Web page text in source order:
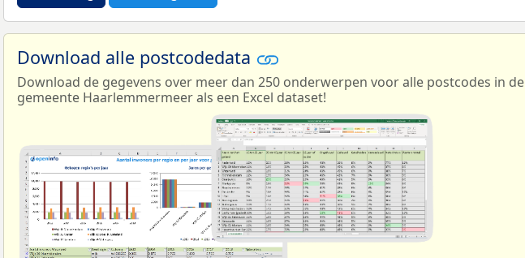
Download alle postcodedata
Download de gegevens over meer dan 250 onderwerpen voor alle postcodes in de
gemeente Haarlemmermeer als een Excel dataset!